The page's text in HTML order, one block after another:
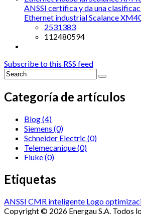
ANSSI certifica y da una
Ethernet industrial Scalance
2531383
112480594
Subscribe to this RSS feed
Categoría de artículos
Blog(4)
Siemens (0)
Schneider Electric (0)
Telemecanique(0)
Fluke(0)
Etiquetas
ANSSI CMR inteligente Logo
Copyright © 2026 Energau S.A. Todos